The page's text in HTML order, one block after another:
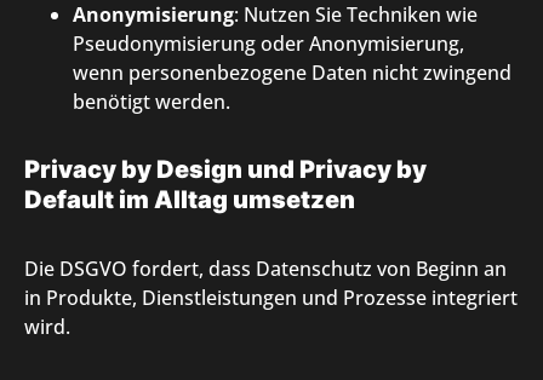
Anonymisierung: Nutzen Sie Techniken wie
Pseudonymisierung oder Anonymisierung,
wenn personenbezogene Daten nicht zwingend
benötigt werden.
Privacy by Design und Privacy by
Default im Alltag umsetzen
Die DSGVO fordert, dass Datenschutz von Beginn an
in Produkte, Dienstleistungen und Prozesse integriert
wird.